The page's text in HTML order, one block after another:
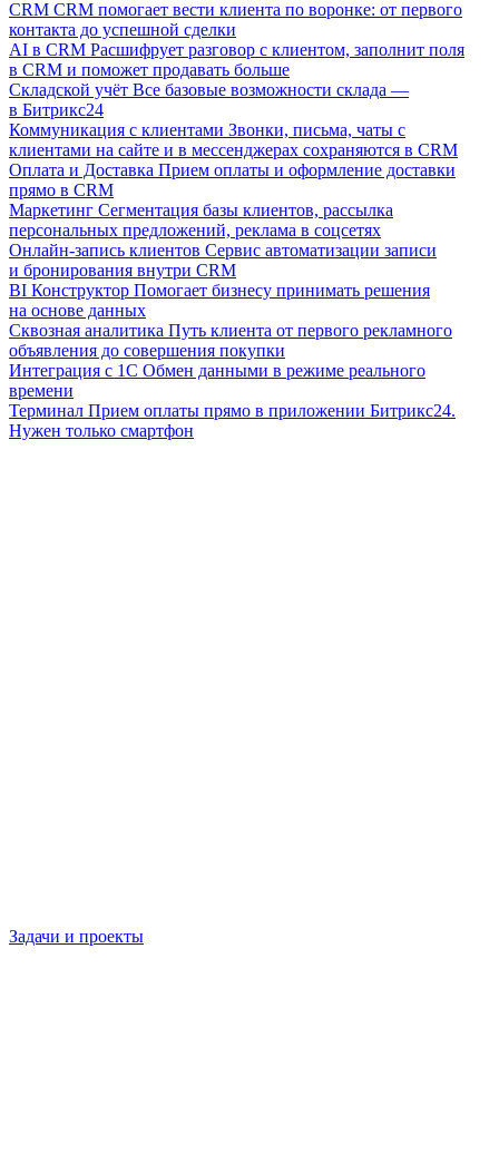
CRM CRM помогает вести клиента по воронке: от первого
контакта до успешной сделки
AI в CRM Расшифрует разговор с клиентом, заполнит поля
в CRM и поможет продавать больше
Складской учёт Все базовые возможности склада —
в Битрикс24
Коммуникация с клиентами Звонки, письма, чаты с
клиентами на сайте и в мессенджерах сохраняются в CRM
Оплата и Доставка Прием оплаты и оформление доставки
прямо в CRM
Маркетинг Сегментация базы клиентов, рассылка
персональных предложений, реклама в соцсетях
Онлайн-запись клиентов Сервис автоматизации записи
и бронирования внутри CRM
BI Конструктор Помогает бизнесу принимать решения
на основе данных
Сквозная аналитика Путь клиента от первого рекламного
объявления до совершения покупки
Интеграция с 1С Обмен данными в режиме реального
времени
Терминал Прием оплаты прямо в приложении Битрикс24.
Нужен только смартфон
Задачи и проекты